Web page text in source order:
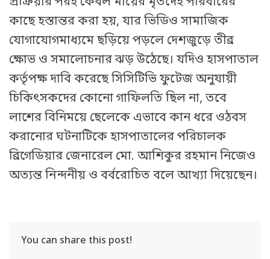
কাছে হস্তান্তর করা হয়, যার ভিডিও সামাজিক
যোগাযোগমাধ্যমে ছড়িয়ে পড়লে দেশজুড়ে তীব্র
ক্ষোভ ও সমালোচনার ঝড় উঠেছে। যদিও হাসপাতাল
কর্তৃপক্ষ দাবি করেছে সিসিটিভি ফুটেজ অনুযায়ী
চিকিৎসকদের কোনো গাফিলতি ছিল না, তবে
লাশের বিনিময়ে ছেলেকে এভাবে কান ধরে ওঠবস
করানোর ঘটনাটিকে হাসপাতালের পরিচালক
ব্রিগেডিয়ার জেনারেল মো. আশিকুর রহমান নিজেও
অত্যন্ত নিন্দনীয় ও বর্বরোচিত বলে আখ্যা দিয়েছেন।
You can share this post!